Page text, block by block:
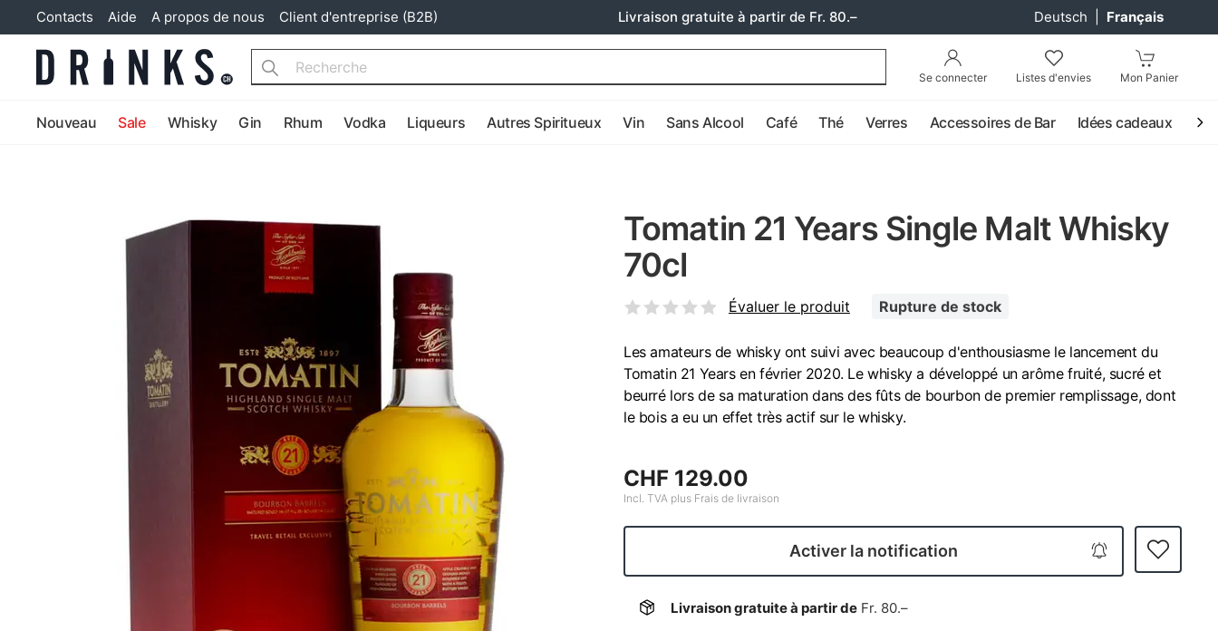
Contacts Aide A propos de nous Client d'entreprise (B2B) Livraison gratuite à partir de Fr. 80.– Deutsch Français
Se connecter Listes d'envies Mon Panier
Search
Nouveau Sale Whisky Gin Rhum Vodka Liqueurs Autres Spiritueux Vin Sans Alcool Café Thé Verres Accessoires de Bar Idées cadeaux
Tomatin 21 Years Single Malt Whisky
70cl
Évaluer le produit Rupture de stock
Les amateurs de whisky ont suivi avec beaucoup d'enthousiasme le lancement du
Tomatin 21 Years en février 2020. Le whisky a développé un arôme fruité, sucré et
beurré lors de sa maturation dans des fûts de bourbon de premier remplissage, dont
le bois a eu un effet très actif sur le whisky.
CHF 129.00
Incl. TVA plus Frais de livraison
Activer la notification
Livraison gratuite à partir de Fr. 80.–